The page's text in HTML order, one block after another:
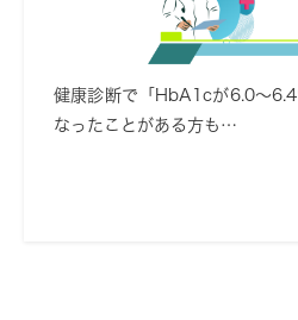
健康診断で「HbA1cが6.0〜6.4
なったことがある方も…